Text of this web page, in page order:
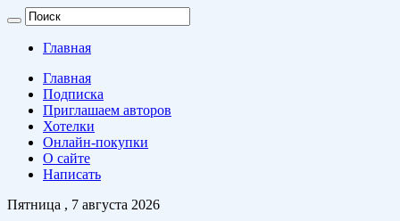
Главная
Главная
Подписка
Приглашаем авторов
Хотелки
Онлайн-покупки
О сайте
Написать
Пятница , 7 августа 2026